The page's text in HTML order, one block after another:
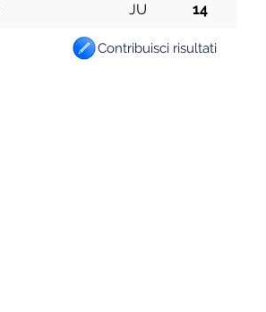
JU 14
Contribuisci risultati